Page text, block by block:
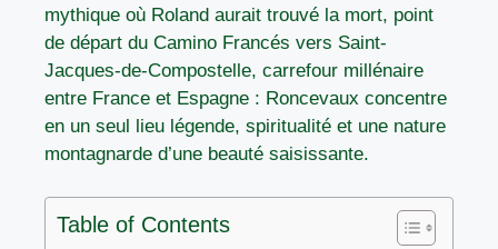
mythique où Roland aurait trouvé la mort, point
de départ du Camino Francés vers Saint-
Jacques-de-Compostelle, carrefour millénaire
entre France et Espagne : Roncevaux concentre
en un seul lieu légende, spiritualité et une nature
montagnarde d’une beauté saisissante.
Table of Contents